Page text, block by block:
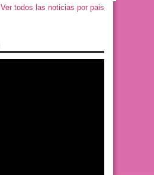
Ver todos las noticias por pais